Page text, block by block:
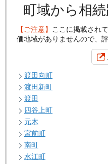
町域から相
【ご注意】 ここに掲載され
価地域がありませんので、
渡田向町
渡田新町
渡田
四谷上町
元木
宮前町
南町
水江町